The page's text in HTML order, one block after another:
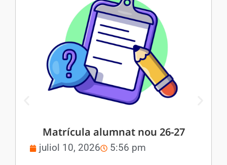
Matrícula alumnat nou 26-27
juliol 10, 2026 5:56 pm